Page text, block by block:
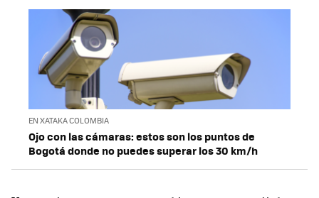
EN XATAKA COLOMBIA
Ojo con las cámaras: estos son los puntos de
Bogotá donde no puedes superar los 30 km/h